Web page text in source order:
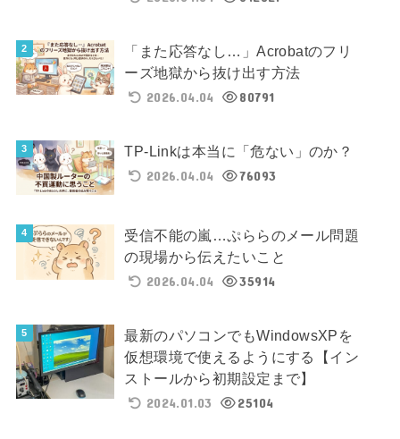
「また応答なし…」Acrobatのフリ
ーズ地獄から抜け出す方法
2026.04.04
80791
TP-Linkは本当に「危ない」のか？
2026.04.04
76093
受信不能の嵐…ぷららのメール問題
の現場から伝えたいこと
2026.04.04
35914
最新のパソコンでもWindowsXPを
仮想環境で使えるようにする【イン
ストールから初期設定まで】
2024.01.03
25104